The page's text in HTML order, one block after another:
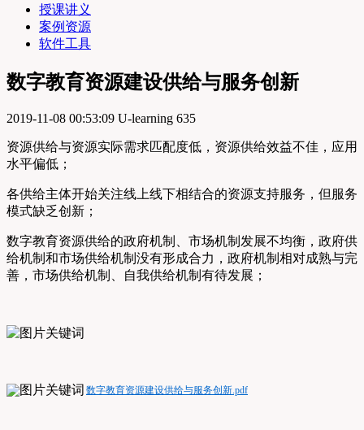
授课讲义
案例资源
软件工具
数字教育资源建设供给与服务创新
2019-11-08 00:53:09 U-learning 635
资源供给与资源实际需求匹配度低，资源供给效益不佳，应用
水平偏低；
各供给主体开始关注线上线下相结合的资源支持服务，但服务
模式缺乏创新；
数字教育资源供给的政府机制、市场机制发展不均衡，政府供
给机制和市场供给机制没有形成合力，政府机制相对成熟与完
善，市场供给机制、自我供给机制有待发展；
数字教育资源建设供给与服务创新.pdf